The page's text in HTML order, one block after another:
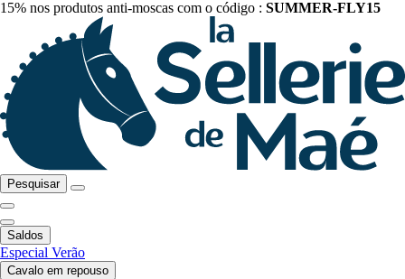
15% nos produtos anti-moscas com o código : SUMMER-FLY15
Pesquisar
Saldos
Especial Verão
Cavalo em repouso